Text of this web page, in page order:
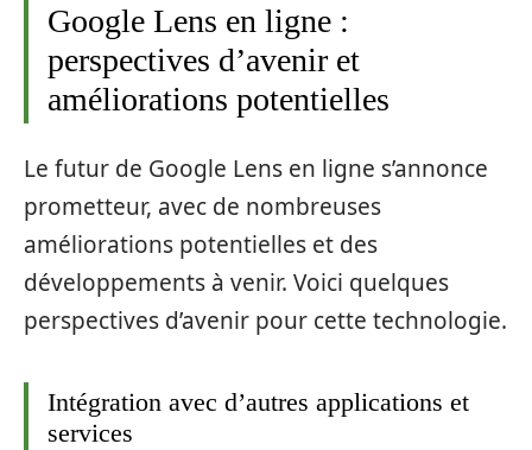
Google Lens en ligne :
perspectives d’avenir et
améliorations potentielles
Le futur de Google Lens en ligne s’annonce
prometteur, avec de nombreuses
améliorations potentielles et des
développements à venir. Voici quelques
perspectives d’avenir pour cette technologie.
Intégration avec d’autres applications et
services